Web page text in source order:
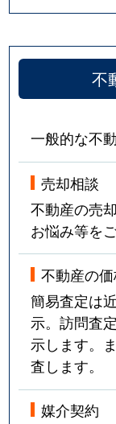
不
一般的な不
売却相談
不動産の売
お悩み等を
不動産の
簡易査定は
示。訪問査
示します。
査します。
媒介契約